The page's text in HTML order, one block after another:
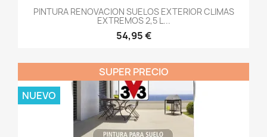
PINTURA RENOVACION SUELOS EXTERIOR CLIMAS
EXTREMOS 2,5 L...
54,95 €
SUPER PRECIO
NUEVO